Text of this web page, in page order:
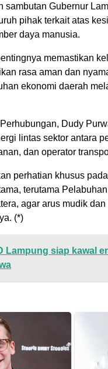
sambutan Gubernur
pihak terkait atas
daya manusia.
memastikan
rasa aman dan
ekonomi daerah
Dudy
lintas sektor antara
dan operator
perhatian khusus
terutama
agar arus mudik
(*)
Lampung siap kawal